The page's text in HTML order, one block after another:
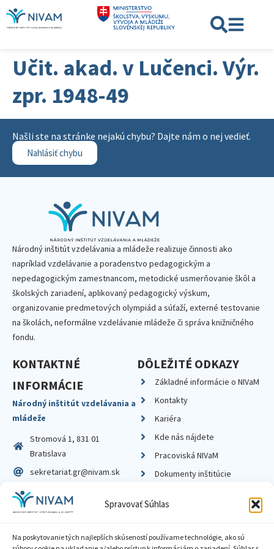
Spravovať Súhlas
Na poskytovanie tých najlepších skúseností používame technológie, ako sú
Učit. akad. v Lučenci. Výr.
zpr. 1948-49
Našli ste na stránke nejakú chybu? Dajte nám o nej vedieť.
Nahlásiť chybu
Národný inštitút vzdelávania a mládeže realizuje činnosti ako
napríklad vzdelávanie a poradenstvo pedagogickým a
nepedagogickým zamestnancom, metodické usmerňovanie škôl a
školských zariadení, aplikovaný pedagogický výskum,
organizovanie predmetových olympiád a súťaží, externé testovanie
na školách, neformálne vzdelávanie mládeže či správa knižničného
fondu.
KONTAKTNÉ
INFORMÁCIE
Národný inštitút vzdelávania a
mládeže
Stromová 1, 831 01
Bratislava
sekretariat.gr@nivam.sk
IČO: 00164348
DIČ: 2020798714
DÔLEŽITÉ ODKAZY
Základné informácie o NIVaM
Kontakty
Kariéra
Kde nás nájdete
Pracoviská NIVaM
Dokumenty inštitúcie